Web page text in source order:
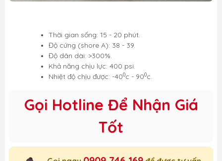
Thời gian sống: 15 - 20 phút.
Độ cứng (shore A): 38 - 39.
Độ dãn dài: >300%.
Khả năng chịu lực: 400 psi.
Nhiệt độ chịu được: -400c - 900c.
Gọi Hotline Để Nhận Giá
Tốt